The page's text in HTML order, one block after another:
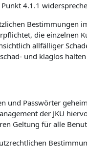
4.1.1
die
allfälliger
und klaglos
Passwörter
der JKU
Geltung für alle